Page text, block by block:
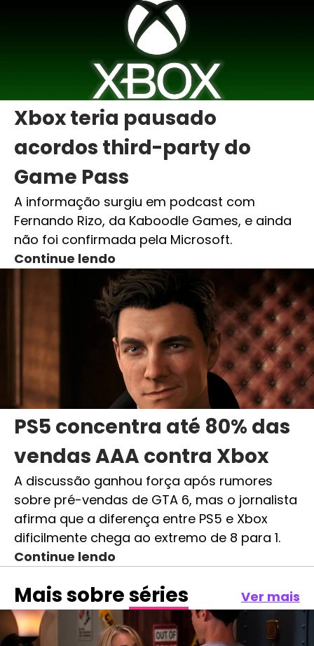
Xbox teria pausado
acordos third-party do
Game Pass
A informação surgiu em podcast com
Fernando Rizo, da Kaboodle Games, e ainda
não foi confirmada pela Microsoft.
Continue lendo
PS5 concentra até 80% das
vendas AAA contra Xbox
A discussão ganhou força após rumores
sobre pré-vendas de GTA 6, mas o jornalista
afirma que a diferença entre PS5 e Xbox
dificilmente chega ao extremo de 8 para 1.
Continue lendo
Mais sobreséries Ver mais